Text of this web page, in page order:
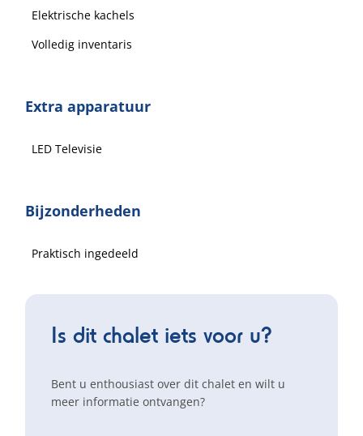
Elektrische kachels
Volledig inventaris
Extra apparatuur
LED Televisie
Bijzonderheden
Praktisch ingedeeld
Is dit chalet iets voor u?
Bent u enthousiast over dit chalet en wilt u
meer informatie ontvangen?